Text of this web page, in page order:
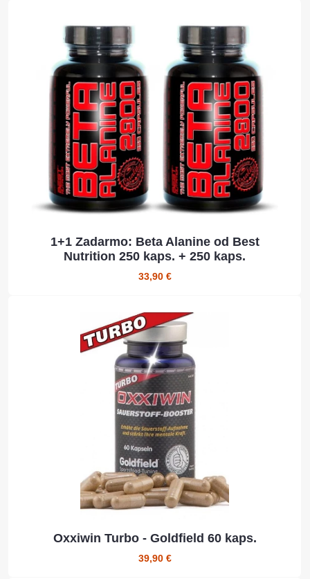
1+1 Zadarmo: Beta Alanine od Best
Nutrition 250 kaps. + 250 kaps.
33,90 €
Oxxiwin Turbo - Goldfield 60 kaps.
39,90 €